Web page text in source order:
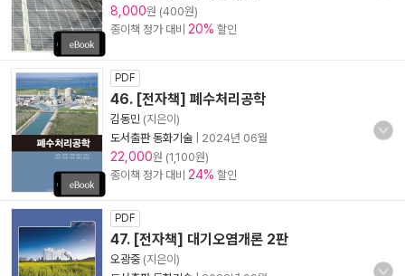
8,000원 (400원)
종이책 정가 대비 20% 할인
PDF
46. [전자책] 폐수처리공학
김동민 (지은이)
도서출판 동화기술
2024년 06월
22,000원 (1,100원)
종이책 정가 대비 24% 할인
PDF
47. [전자책] 대기오염개론 2판
오광중 (지은이)